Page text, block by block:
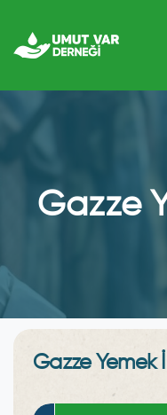
Gazze
Gazze Yemek